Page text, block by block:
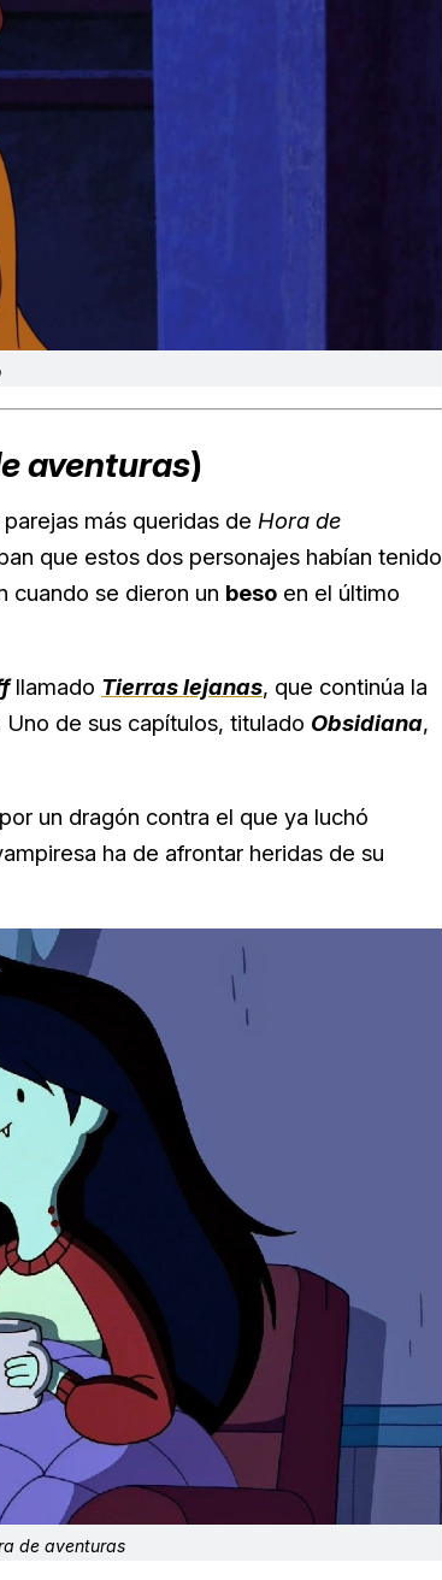
aventuras)
más queridas de Hora de
que estos dos personajes habían tenido
cuando se dieron un beso en el último
llamado Tierras lejanas, que continúa la
Uno de sus capítulos, titulado Obsidiana,
un dragón contra el que ya luchó
ha de afrontar heridas de su
de aventuras